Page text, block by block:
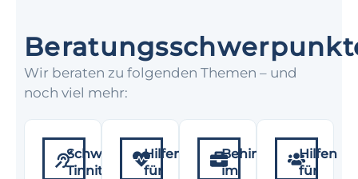
Wir beraten zu folgenden Themen – und
noch viel mehr:
Schwerhörigkeit,
Tinnitus,
Hilfen
für
Behinderung
im
Hilfen
für